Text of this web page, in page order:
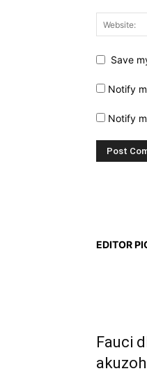
Save
Notify
Notify
EDITOR
Fauci